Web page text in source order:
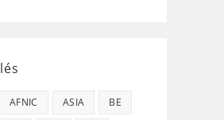
AFNIC ASIA BE